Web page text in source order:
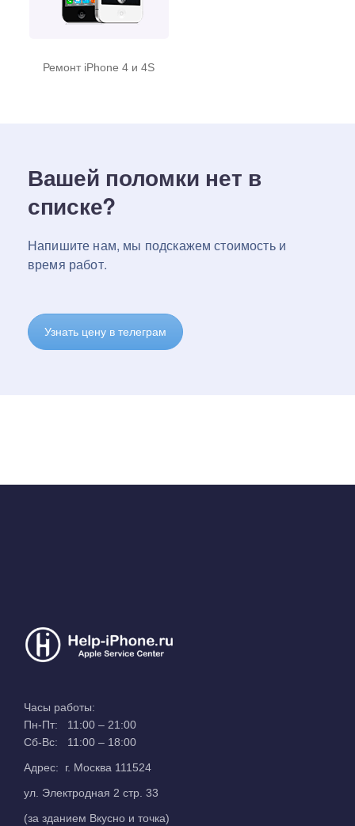
Ремонт iPhone 4 и 4S
Вашей поломки нет в
списке?
Напишите нам, мы подскажем стоимость и
время работ.
Узнать цену в телеграм
Часы работы:
Пн-Пт: 11:00 – 21:00
Сб-Вс: 11:00 – 18:00
Адрес: г. Москва 111524
ул. Электродная 2 стр. 33
(за зданием Вкусно и точка)